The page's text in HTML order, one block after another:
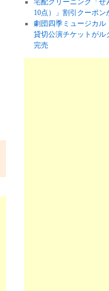
宅配クリーニング「せ
10点）」割引クーポ
劇団四季ミュージカル
貸切公演チケットがル
完売